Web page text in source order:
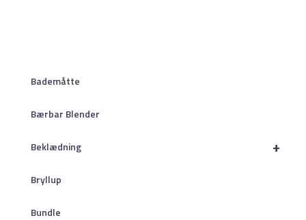
Bademåtte
Bærbar Blender
+
Beklædning
Bryllup
Bundle